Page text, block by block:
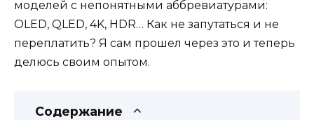
моделей с непонятными аббревиатурами:
OLED, QLED, 4K, HDR… Как не запутаться и не
переплатить? Я сам прошел через это и теперь
делюсь своим опытом.
Содержание